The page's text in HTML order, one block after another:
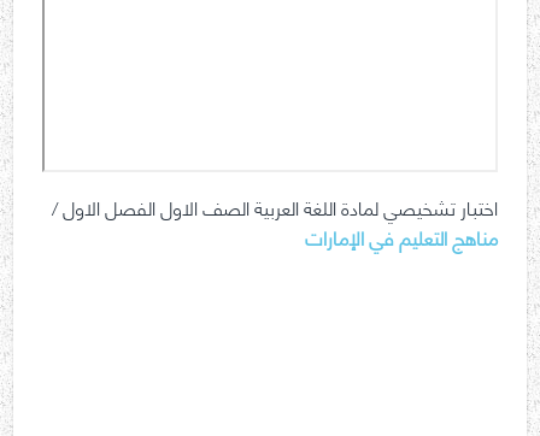
اختبار تشخيصي لمادة اللغة العربية الصف الاول الفصل الاول /
مناهج التعليم في الإمارات